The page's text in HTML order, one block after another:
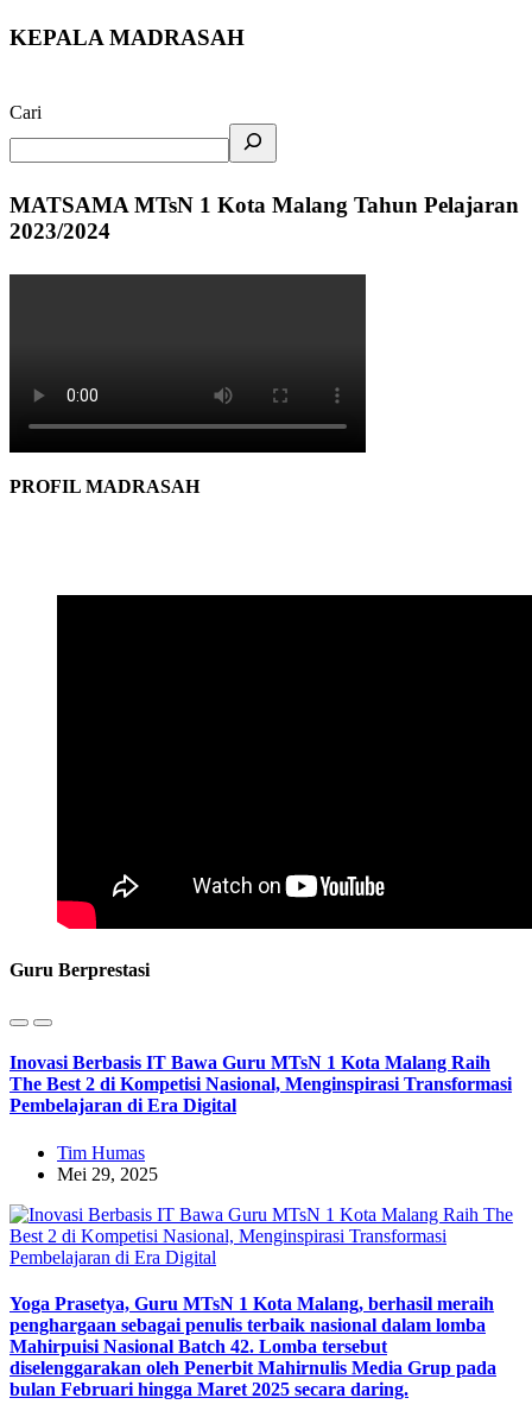
KEPALA MADRASAH
Cari
MATSAMA MTsN 1 Kota Malang Tahun Pelajaran
2023/2024
PROFIL MADRASAH
Guru Berprestasi
Inovasi Berbasis IT Bawa Guru MTsN 1 Kota Malang Raih
The Best 2 di Kompetisi Nasional, Menginspirasi Transformasi
Pembelajaran di Era Digital
Tim Humas
Mei 29, 2025
Yoga Prasetya, Guru MTsN 1 Kota Malang, berhasil meraih
penghargaan sebagai penulis terbaik nasional dalam lomba
Mahirpuisi Nasional Batch 42. Lomba tersebut
diselenggarakan oleh Penerbit Mahirnulis Media Grup pada
bulan Februari hingga Maret 2025 secara daring.